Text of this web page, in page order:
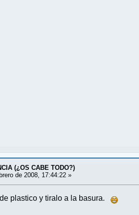
(¿OS CABE TODO?)
de 2008, 17:44:22 »
plastico y tiralo a la basura.